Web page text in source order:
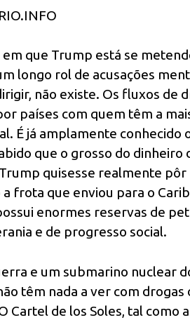
que Trump está se
longo rol de acusações
não existe. Os fluxos de
países com quem têm a
É já amplamente conhecido
que o grosso do dinheiro
quisesse realmente
frota que enviou para o
enormes reservas de
e de progresso social.
e um submarino nuclear
têm nada a ver com drogas
Cartel de los Soles, tal como